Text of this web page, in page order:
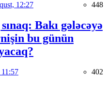
12:27 448
Bakı gələcəyə
bu günün
402